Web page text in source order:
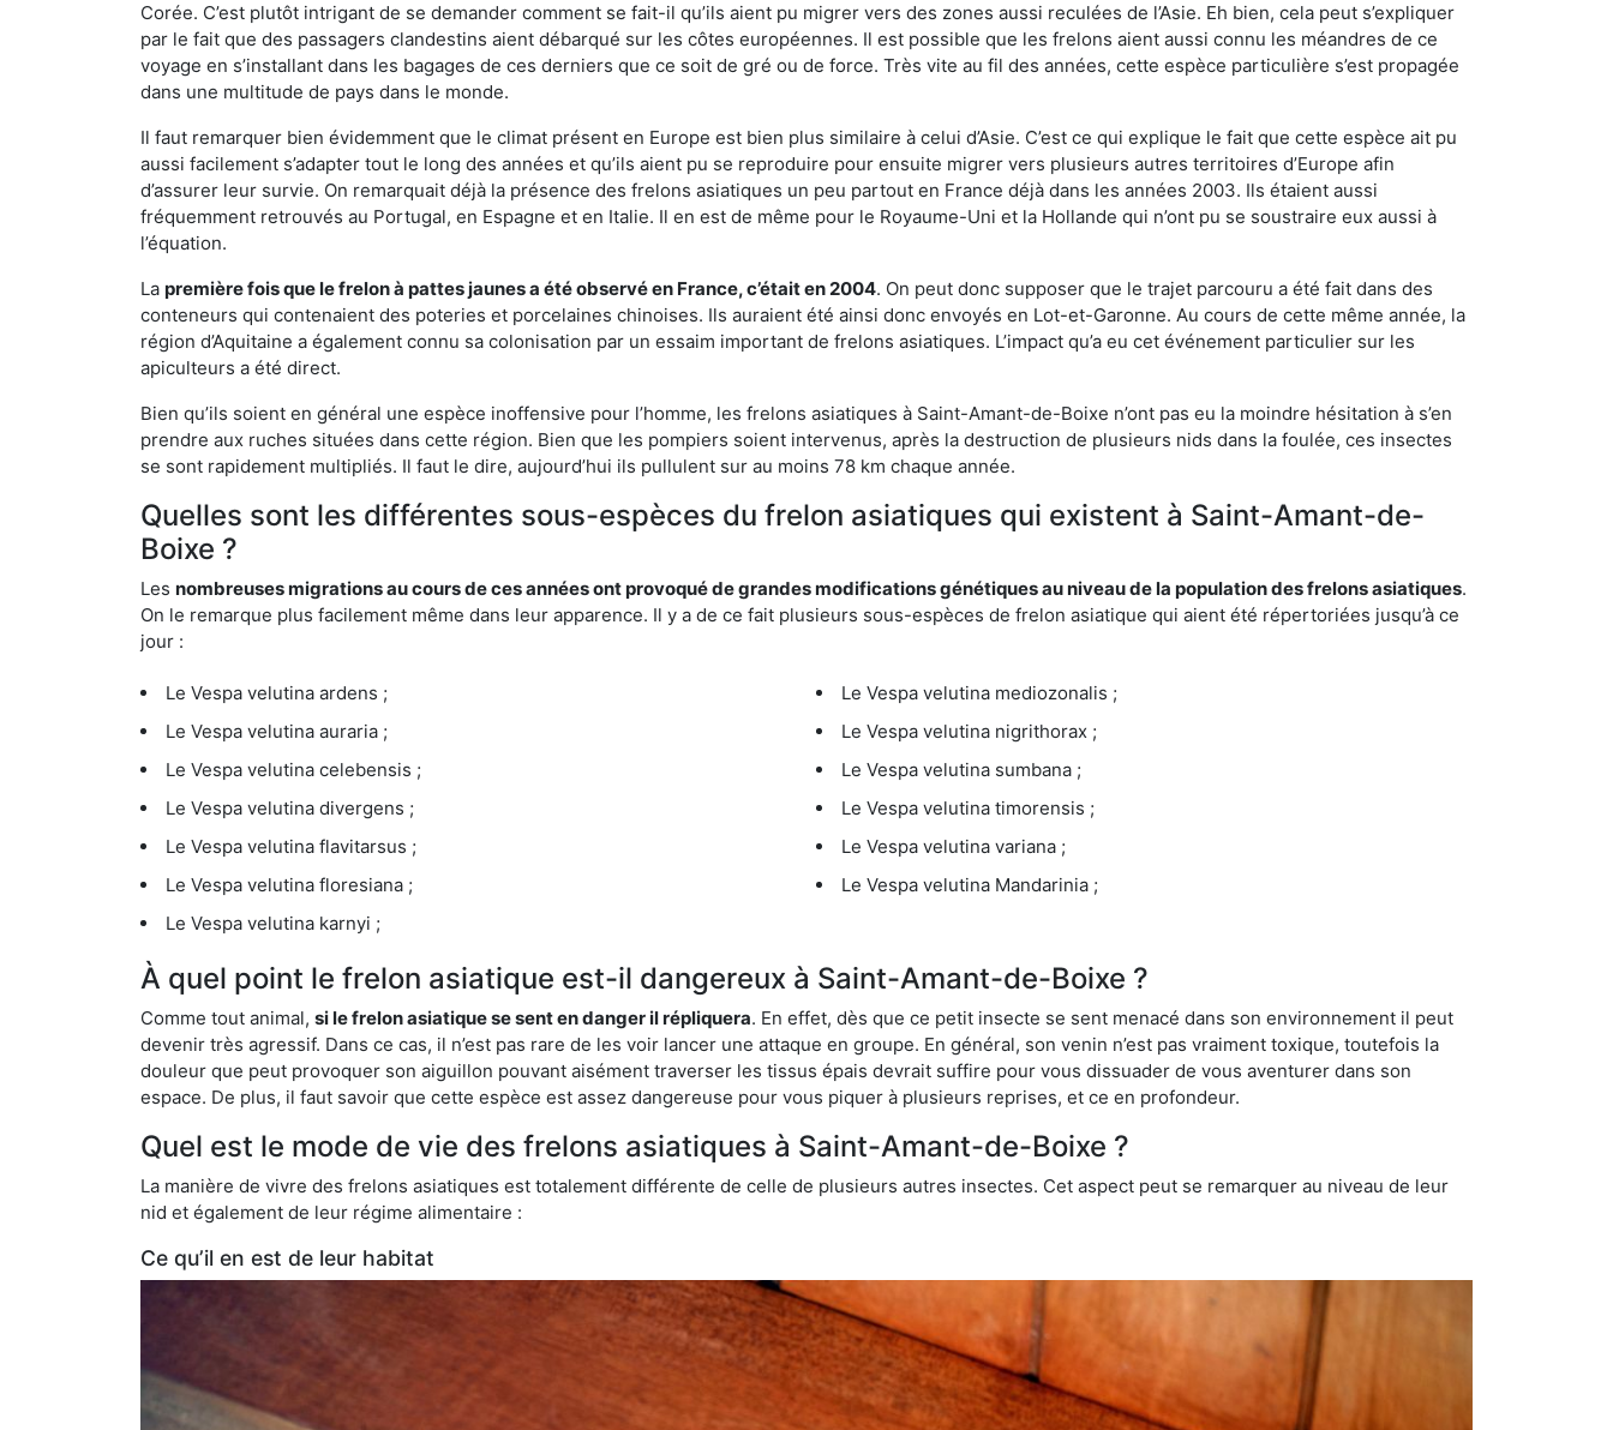
Corée. C’est plutôt intrigant de se demander comment se fait-il qu’ils aient pu migrer vers des zones aussi reculées de l’Asie. Eh bien, cela peut s’expliquer
par le fait que des passagers clandestins aient débarqué sur les côtes européennes. Il est possible que les frelons aient aussi connu les méandres de ce
voyage en s’installant dans les bagages de ces derniers que ce soit de gré ou de force. Très vite au fil des années, cette espèce particulière s’est propagée
dans une multitude de pays dans le monde.
Il faut remarquer bien évidemment que le climat présent en Europe est bien plus similaire à celui d’Asie. C’est ce qui explique le fait que cette espèce ait pu
aussi facilement s’adapter tout le long des années et qu’ils aient pu se reproduire pour ensuite migrer vers plusieurs autres territoires d’Europe afin
d’assurer leur survie. On remarquait déjà la présence des frelons asiatiques un peu partout en France déjà dans les années 2003. Ils étaient aussi
fréquemment retrouvés au Portugal, en Espagne et en Italie. Il en est de même pour le Royaume-Uni et la Hollande qui n’ont pu se soustraire eux aussi à
l’équation.
La première fois que le frelon à pattes jaunes a été observé en France, c’était en 2004. On peut donc supposer que le trajet parcouru a été fait dans des
conteneurs qui contenaient des poteries et porcelaines chinoises. Ils auraient été ainsi donc envoyés en Lot-et-Garonne. Au cours de cette même année, la
région d’Aquitaine a également connu sa colonisation par un essaim important de frelons asiatiques. L’impact qu’a eu cet événement particulier sur les
apiculteurs a été direct.
Bien qu’ils soient en général une espèce inoffensive pour l’homme, les frelons asiatiques à Saint-Amant-de-Boixe n’ont pas eu la moindre hésitation à s’en
prendre aux ruches situées dans cette région. Bien que les pompiers soient intervenus, après la destruction de plusieurs nids dans la foulée, ces insectes
se sont rapidement multipliés. Il faut le dire, aujourd’hui ils pullulent sur au moins 78 km chaque année.
Quelles sont les différentes sous-espèces du frelon asiatiques qui existent à Saint-Amant-de-
Boixe ?
Les nombreuses migrations au cours de ces années ont provoqué de grandes modifications génétiques au niveau de la population des frelons asiatiques.
On le remarque plus facilement même dans leur apparence. Il y a de ce fait plusieurs sous-espèces de frelon asiatique qui aient été répertoriées jusqu’à ce
jour :
Le Vespa velutina ardens ;
Le Vespa velutina auraria ;
Le Vespa velutina celebensis ;
Le Vespa velutina divergens ;
Le Vespa velutina flavitarsus ;
Le Vespa velutina floresiana ;
Le Vespa velutina karnyi ;
Le Vespa velutina mediozonalis ;
Le Vespa velutina nigrithorax ;
Le Vespa velutina sumbana ;
Le Vespa velutina timorensis ;
Le Vespa velutina variana ;
Le Vespa velutina Mandarinia ;
À quel point le frelon asiatique est-il dangereux à Saint-Amant-de-Boixe ?
Comme tout animal, si le frelon asiatique se sent en danger il répliquera. En effet, dès que ce petit insecte se sent menacé dans son environnement il peut
devenir très agressif. Dans ce cas, il n’est pas rare de les voir lancer une attaque en groupe. En général, son venin n’est pas vraiment toxique, toutefois la
douleur que peut provoquer son aiguillon pouvant aisément traverser les tissus épais devrait suffire pour vous dissuader de vous aventurer dans son
espace. De plus, il faut savoir que cette espèce est assez dangereuse pour vous piquer à plusieurs reprises, et ce en profondeur.
Quel est le mode de vie des frelons asiatiques à Saint-Amant-de-Boixe ?
La manière de vivre des frelons asiatiques est totalement différente de celle de plusieurs autres insectes. Cet aspect peut se remarquer au niveau de leur
nid et également de leur régime alimentaire :
Ce qu’il en est de leur habitat